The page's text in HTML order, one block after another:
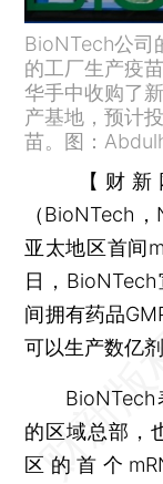
BioNTech公司
的工厂生产疫
华手中收购了
产基地，预计
苗。图：
【财新
（BioNTech
亚太地区首间
日，
间拥有药品
可以生产数亿
BioNTech表
的区域总部，
区的首个